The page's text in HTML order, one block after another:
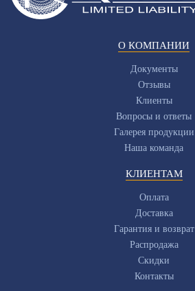
О КОМПАНИИ
Документы
Отзывы
Клиенты
Вопросы и ответы
Галерея продукции
Наша команда
КЛИЕНТАМ
Оплата
Доставка
Гарантия и возврат
Распродажа
Скидки
Контакты